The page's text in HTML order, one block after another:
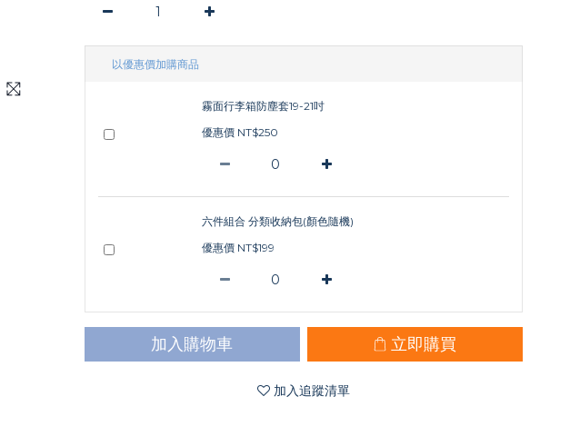
以優惠價加購商品
霧面行李箱防塵套19-21吋
優惠價 NT$250
六件組合 分類收納包(顏色隨機)
優惠價 NT$199
加入購物車 立即購買
加入追蹤清單